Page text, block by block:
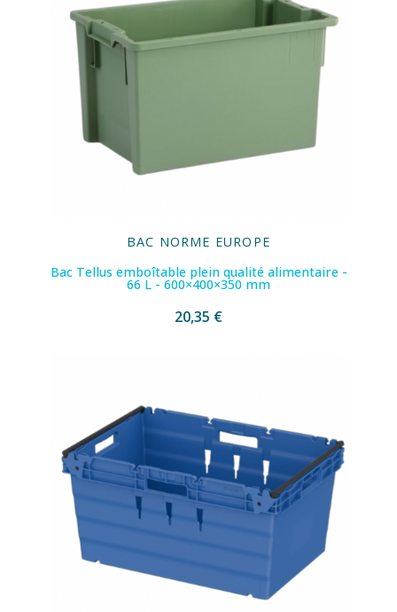
BAC NORME EUROPE
Bac Tellus emboîtable plein qualité alimentaire -
66 L - 600×400×350 mm
20,35 €